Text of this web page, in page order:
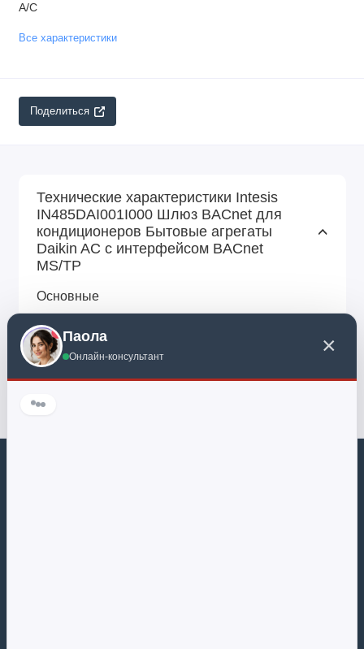
A/C
Все характеристики
Поделиться
Технические характеристики Intesis
IN485DAI001I000 Шлюз BACnet для
кондиционеров Бытовые агрегаты
Daikin AC с интерфейсом BACnet
MS/TP
Основные
Gateways
A/C
Паола
Онлайн-консультант ×